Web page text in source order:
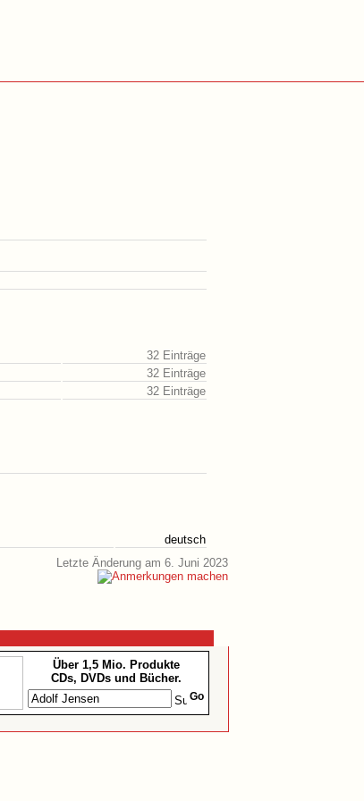
32 Einträge
32 Einträge
32 Einträge
deutsch
Letzte Änderung am 6. Juni 2023
Über 1,5 Mio. Produkte
CDs, DVDs und Bücher.
Go